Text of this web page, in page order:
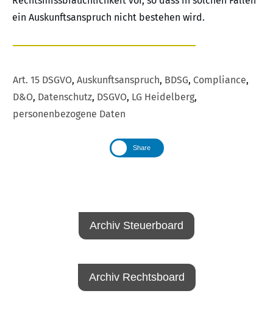
ein Auskunftsanspruch nicht bestehen wird.
Art. 15 DSGVO, Auskunftsanspruch, BDSG, Compliance,
D&O, Datenschutz, DSGVO, LG Heidelberg,
personenbezogene Daten
Share
Archiv Steuerboard
Archiv Rechtsboard